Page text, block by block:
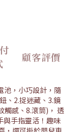
顧客評價
池，小巧設計，隨
、2.捉迷藏、3.鏡
觸感、8.滾筒)， 透
與手指靈活！趣味